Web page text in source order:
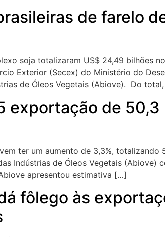
de farelo
soja totalizaram US$ 24,49 bilhões
Exterior (Secex) do Ministério do
de Óleos Vegetais (Abiove). Do
exportação de
ter um aumento de 3,3%,
Indústrias de Óleos Vegetais (Abiove)
apresentou estimativa […]
fôlego às